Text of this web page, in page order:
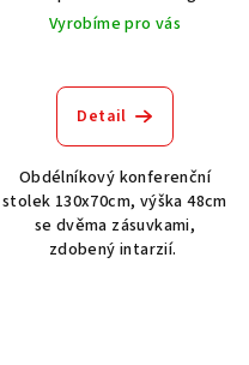
Vyrobíme pro vás
Detail
Obdélníkový konferenční
stolek 130x70cm, výška 48cm
se dvěma zásuvkami,
zdobený intarzií.